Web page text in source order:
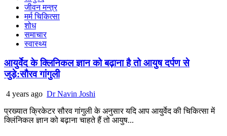
जीवन मन्त्र
मर्म चिकित्सा
शोध
समाचार
स्वास्थ्य
आयुर्वेद के क्लिनिकल ज्ञान को बढ़ाना है तो आयुष दर्पण से
जुड़े:सौरव गांगुली
4 years ago Dr Navin Joshi
प्रख्यात क्रिकेटर सौरव गांगुली के अनुसार यदि आप आयुर्वेद की चिकित्सा में
क्लिंनिकल ज्ञान को बढ़ाना चाहते हैं तो आयुष...